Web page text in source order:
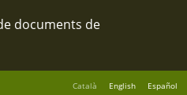
Català English Español